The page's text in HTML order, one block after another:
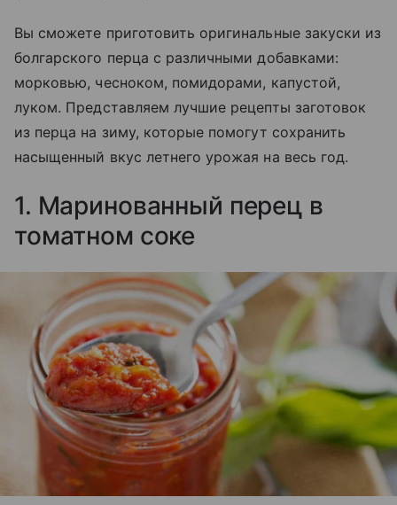
Вы сможете приготовить оригинальные закуски из
болгарского перца с различными добавками:
морковью, чесноком, помидорами, капустой,
луком. Представляем лучшие рецепты заготовок
из перца на зиму, которые помогут сохранить
насыщенный вкус летнего урожая на весь год.
1. Маринованный перец в
томатном соке